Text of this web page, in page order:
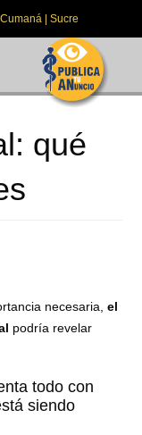
Cumaná | Sucre
qué
necesaria,el
podría revelar
todo con
siendo